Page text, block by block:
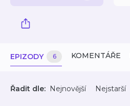
EPIZODY 6 KOMENTÁŘE
Řadit dle: Nejnovější Nejstarší